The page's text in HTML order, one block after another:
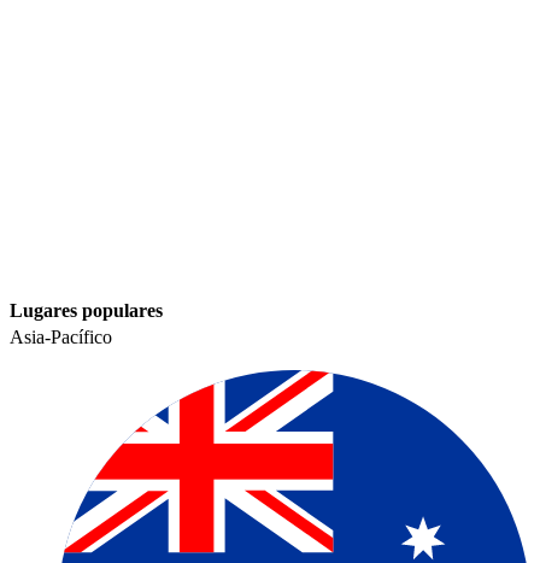
Lugares populares​​
Asia-Pacífico​​